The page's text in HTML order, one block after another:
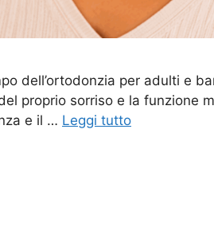
dell’ortodonzia per adulti e
proprio sorriso e la funzione
e il … Leggi tutto